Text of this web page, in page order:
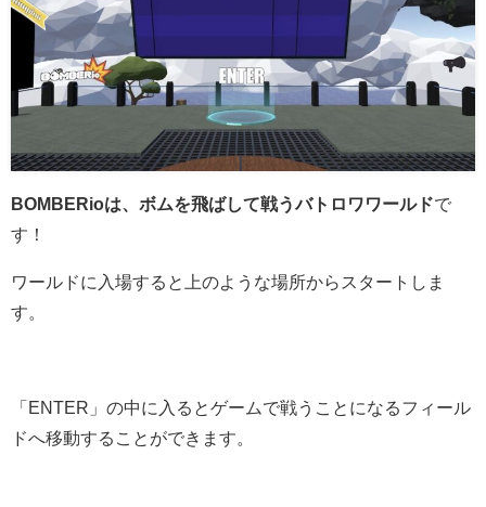
BOMBERioは、ボムを飛ばして戦うバトロワワールドで
す！
ワールドに入場すると上のような場所からスタートしま
す。
「ENTER」の中に入るとゲームで戦うことになるフィール
ドへ移動することができます。